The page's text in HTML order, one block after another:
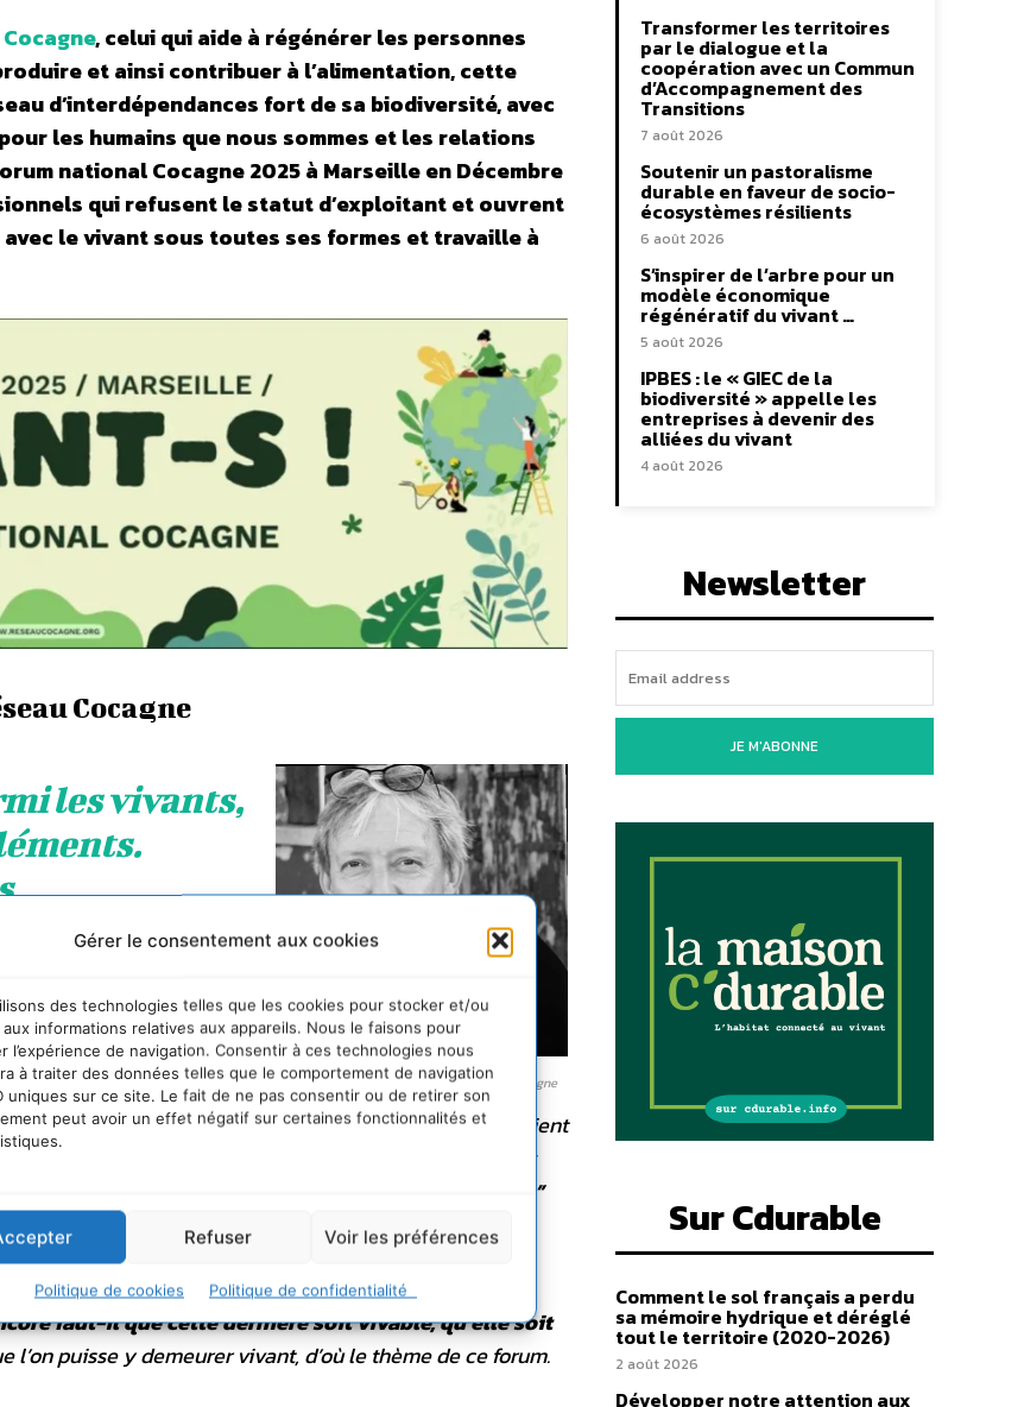
Gérer le consentement aux cookies
des technologies telles que les cookies pour stocker et/ou
informations relatives aux appareils. Nous le faisons pour
l’expérience de navigation. Consentir à ces technologies nous
à traiter des données telles que le comportement de navigation
uniques sur ce site. Le fait de ne pas consentir ou de retirer son
peut avoir un effet négatif sur certaines fonctionnalités et
Refuser Voir les préférences
Politique de cookies Politique de confidentialité
, celui qui aide à régénérer les personnes
et ainsi contribuer à l’alimentation, cette
d’interdépendances fort de sa biodiversité, avec
les humains que nous sommes et les relations
national Cocagne 2025 à Marseille en Décembre
qui refusent le statut d’exploitant et ouvrent
le vivant sous toutes ses formes et travaille à
Cocagne
Dominique HAYS,Président du Réseau Cocagne
les vivants,
Cocagne
dédié àla relation
toutes les
vivantes comme non
Nature– la Nature, non pas au sens où certains l’emploient
» et l’éloigner ce faisant de nous mêmes, pour mieux
au sens où Marx, il y a un siècle déjà, plaçait “
l’Homme”
ses composantes avec d’autres.
à grandir nos horizons pourune terre plus
faut-il que cette dernière soit vivable, qu’elle soit
l’on puisse y demeurer vivant, d’où le thème de ce forum.
Transformer les territoires
par le dialogue et la
coopération avec un Commun
d’Accompagnement des
Transitions
7 août 2026
Soutenir un pastoralisme
durable en faveur de socio-
écosystèmes résilients
6 août 2026
S’inspirer de l’arbre pour un
modèle économique
régénératif du vivant …
5 août 2026
IPBES : le « GIEC de la
biodiversité » appelle les
entreprises à devenir des
alliées du vivant
4 août 2026
Newsletter
JE M'ABONNE
Sur Cdurable
Comment le sol français a perdu
sa mémoire hydrique et déréglé
tout le territoire (2020-2026)
2 août 2026
Développer notre attention aux